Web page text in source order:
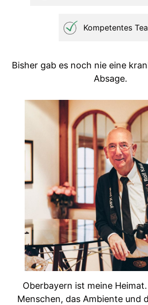
Kompetentes
Bisher gab es noch nie eine
Absage.
Oberbayern ist meine
Menschen, das Ambiente und